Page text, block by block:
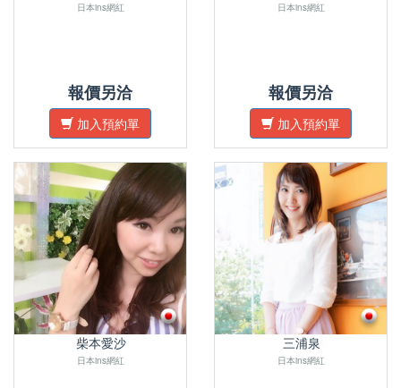
日本ins網紅
報價另洽
加入預約單
日本ins網紅
報價另洽
加入預約單
柴本愛沙
日本ins網紅
三浦泉
日本ins網紅